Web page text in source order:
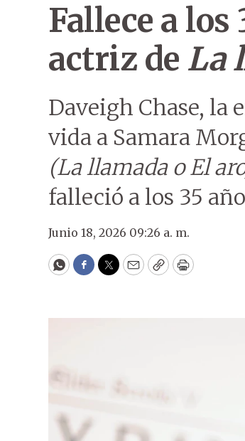
Fallece a los
actriz de La
Daveigh Chase,
vida a Samara
(La llamada o El
falleció a los 35
Junio 18, 2026 09:26 a. m.
WhatsApp
Facebook
Twitter
EmailCopyPrint